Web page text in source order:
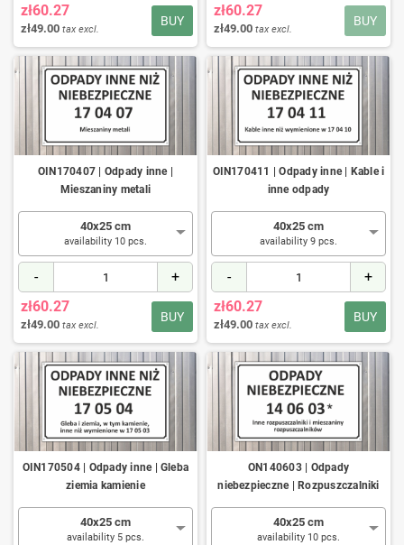
BUY
zł60.27
zł49.00 tax excl.
BUY
zł60.27
zł49.00 tax excl.
OIN170407 | Odpady inne |
Mieszaniny metali
40x25 cm
availability 10 pcs.
- +
BUY
zł60.27
zł49.00 tax excl.
OIN170411 | Odpady inne | Kable i
inne odpady
40x25 cm
availability 9 pcs.
- +
BUY
zł60.27
zł49.00 tax excl.
OIN170504 | Odpady inne | Gleba
ziemia kamienie
40x25 cm
availability 5 pcs.
ON140603 | Odpady
niebezpieczne | Rozpuszczalniki
40x25 cm
availability 10 pcs.